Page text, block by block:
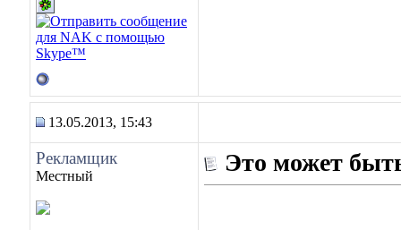
13.05.2013, 15:43
Рекламщик
Местный Это может